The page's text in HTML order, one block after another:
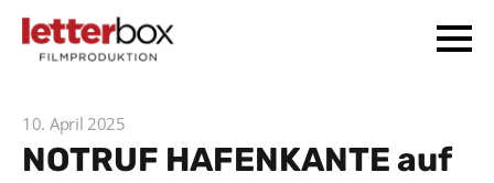
10. April 2025
NOTRUF HAFENKANTE auf